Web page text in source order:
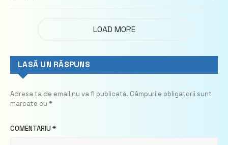
LOAD MORE
LASĂ UN RĂSPUNS
Adresa ta de email nu va fi publicată. Câmpurile obligatorii sunt
marcate cu *
COMENTARIU *